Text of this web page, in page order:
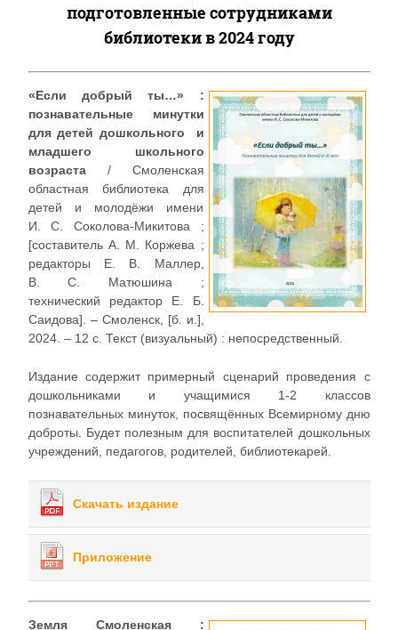
подготовленные сотрудниками
библиотеки в 2024 году
«Если добрый ты…» :
познавательные минутки
для детей дошкольного и
младшего школьного
возраста/ Смоленская
областная библиотека для
детей и молодёжи имени
И. С. Соколова-Микитова ;
[составитель А. М. Коржева ;
редакторы Е. В. Маллер,
В. С. Матюшина ;
технический редактор Е. Б.
Саидова]. – Смоленск, [б. и.],
2024. – 12 с. Текст (визуальный) : непосредственный.
Издание содержит примерный сценарий проведения с
дошкольниками и учащимися 1-2 классов
познавательных минуток, посвящённых Всемирному дню
доброты. Будет полезным для воспитателей дошкольных
учреждений, педагогов, родителей, библиотекарей.
Скачать издание
Приложение
Земля Смоленская :